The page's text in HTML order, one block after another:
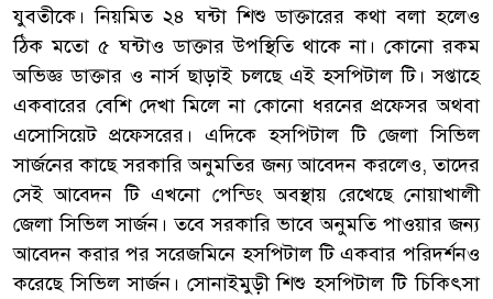
যুবতীকে। নিয়মিত ২৪ ঘন্টা শিশু ডাক্তারের কথা বলা হলেও
ঠিক মতো ৫ ঘন্টাও ডাক্তার উপস্থিতি থাকে না। কোনো রকম
অভিজ্ঞ ডাক্তার ও নার্স ছাড়াই চলছে এই হসপিটাল টি। সপ্তাহে
একবারের বেশি দেখা মিলে না কোনো ধরনের প্রফেসর অথবা
এসোসিয়েট প্রফেসরের। এদিকে হসপিটাল টি জেলা সিভিল
সার্জনের কাছে সরকারি অনুমতির জন্য আবেদন করলেও, তাদের
সেই আবেদন টি এখনো পেন্ডিং অবস্থায় রেখেছে নোয়াখালী
জেলা সিভিল সার্জন। তবে সরকারি ভাবে অনুমতি পাওয়ার জন্য
আবেদন করার পর সরেজমিনে হসপিটাল টি একবার পরিদর্শনও
করেছে সিভিল সার্জন। সোনাইমুড়ী শিশু হসপিটাল টি চিকিৎসা